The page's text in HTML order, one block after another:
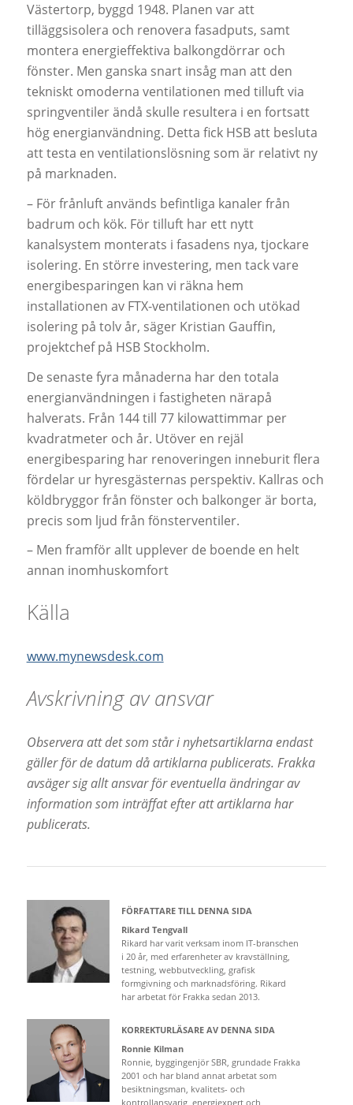
Västertorp, byggd 1948. Planen var att
tilläggsisolera och renovera fasadputs, samt
montera energieffektiva balkongdörrar och
fönster. Men ganska snart insåg man att den
tekniskt omoderna ventilationen med tilluft via
springventiler ändå skulle resultera i en fortsatt
hög energianvändning. Detta fick HSB att besluta
att testa en ventilationslösning som är relativt ny
på marknaden.
– För frånluft används befintliga kanaler från
badrum och kök. För tilluft har ett nytt
kanalsystem monterats i fasadens nya, tjockare
isolering. En större investering, men tack vare
energibesparingen kan vi räkna hem
installationen av FTX-ventilationen och utökad
isolering på tolv år, säger Kristian Gauffin,
projektchef på HSB Stockholm.
De senaste fyra månaderna har den totala
energianvändningen i fastigheten närapå
halverats. Från 144 till 77 kilowattimmar per
kvadratmeter och år. Utöver en rejäl
energibesparing har renoveringen inneburit flera
fördelar ur hyresgästernas perspektiv. Kallras och
köldbryggor från fönster och balkonger är borta,
precis som ljud från fönsterventiler.
– Men framför allt upplever de boende en helt
annan inomhuskomfort
Källa
www.mynewsdesk.com
Avskrivning av ansvar
Observera att det som står i nyhetsartiklarna endast
gäller för de datum då artiklarna publicerats. Frakka
avsäger sig allt ansvar för eventuella ändringar av
information som inträffat efter att artiklarna har
publicerats.
FÖRFATTARE TILL DENNA SIDA
Rikard Tengvall
Rikard har varit verksam inom IT-branschen
i 20 år, med erfarenheter av kravställning,
testning, webbutveckling, grafisk
formgivning och marknadsföring. Rikard
har arbetat för Frakka sedan 2013.
KORREKTURLÄSARE AV DENNA SIDA
Ronnie Kilman
Ronnie, byggingenjör SBR, grundade Frakka
2001 och har bland annat arbetat som
besiktningsman, kvalitets- och
kontrollansvarig, energiexpert och